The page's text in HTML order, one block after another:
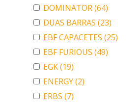
DOMINATOR(64)
DUAS BARRAS (23)
EBF CAPACETES (25)
EBF FURIOUS (49)
EGK(19)
ENERGY(2)
ERBS (7)